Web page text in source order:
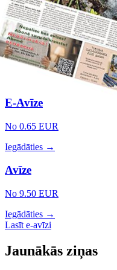
E-Avīze
No 0.65 EUR
Iegādāties →
Avīze
No 9.50 EUR
Iegādāties →
Lasīt e-avīzi
Jaunākās ziņas